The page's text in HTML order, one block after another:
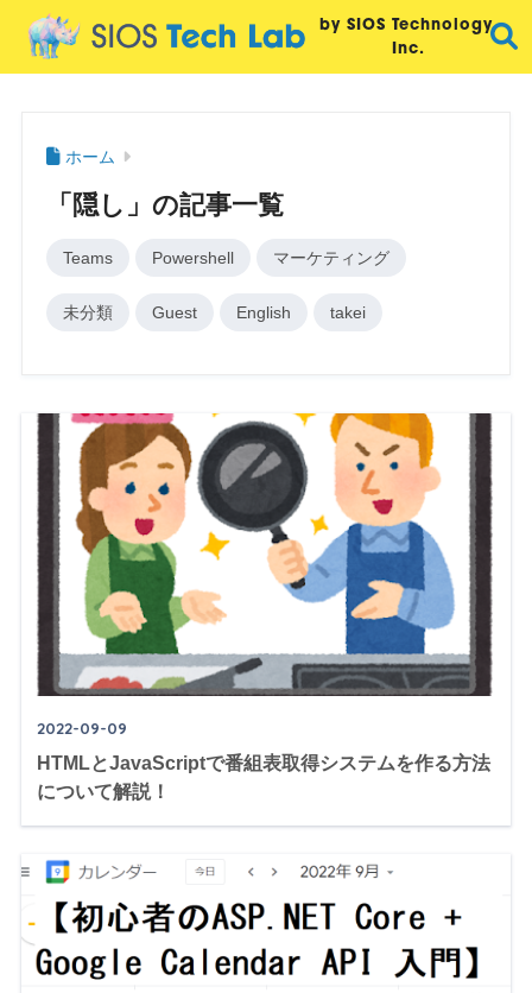
by SIOS Technology,
Inc.
ホーム
「隠し」の記事一覧
Teams Powershell マーケティング
未分類 Guest English takei
2022-09-09
HTMLとJavaScriptで番組表取得システムを作る方法
について解説！